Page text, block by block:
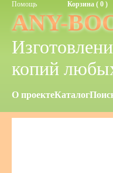
Помощь Корзина ( 0 )
ANY-
копий
О проектеКаталог